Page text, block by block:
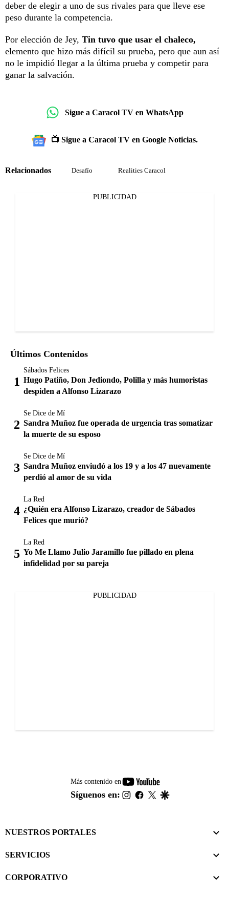
deber de elegir a uno de sus rivales para que lleve ese
peso durante la competencia.
Por elección de Jey, Tin tuvo que usar el chaleco,
elemento que hizo más difícil su prueba, pero que aun así
no le impidió llegar a la última prueba y competir para
ganar la salvación.
Sigue a Caracol TV en WhatsApp
📺 Sigue a Caracol TV en Google Noticias.
Relacionados Desafío Realities Caracol
PUBLICIDAD
Últimos Contenidos
Sábados Felices
Hugo Patiño, Don Jediondo, Polilla y más humoristas
despiden a Alfonso Lizarazo
Se Dice de Mí
Sandra Muñoz fue operada de urgencia tras somatizar
la muerte de su esposo
Se Dice de Mí
Sandra Muñoz enviudó a los 19 y a los 47 nuevamente
perdió al amor de su vida
La Red
¿Quién era Alfonso Lizarazo, creador de Sábados
Felices que murió?
La Red
Yo Me Llamo Julio Jaramillo fue pillado en plena
infidelidad por su pareja
PUBLICIDAD
Más contenido en
youtube-
footer
Síguenos en: instagram
facebook
twitter
NUESTROS PORTALES
SERVICIOS
CORPORATIVO